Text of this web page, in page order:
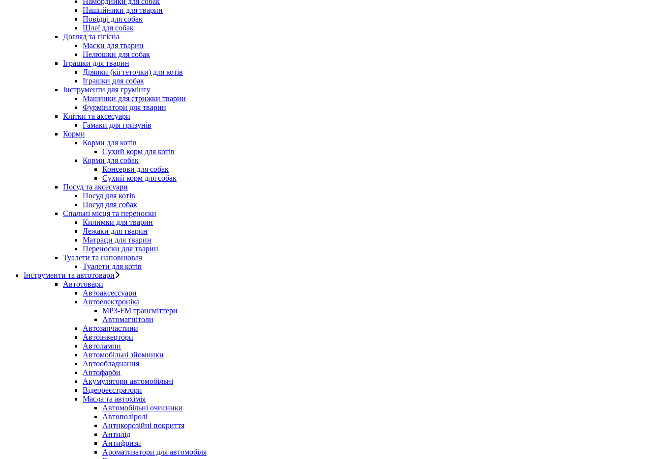
Нашийники для тварин
Повідці для собак
Шлеї для собак
Догляд та гігієна
Маски для тварин
Пелюшки для собак
Іграшки для тварин
Дряпки (кігтеточки) для котів
Іграшки для собак
Інструменти для грумінгу
Машинки для стрижки тварин
Фурмінатори для тварин
Клітки та аксесуари
Гамаки для гризунів
Корми
Корми для котів
Сухий корм для котів
Корми для собак
Консерви для собак
Сухий корм для собак
Посуд та аксесуари
Посуд для котів
Посуд для собак
Спальні місця та переноски
Килимки для тварин
Лежаки для тварин
Матраци для тварин
Переноски для тварин
Туалети та наповнювач
Туалети для котів
Інструменти та автотовари
Автотовари
Автоаксессуари
Автоелектроніка
MP3-FM трансміттери
Автомагнітоли
Автозапчастини
Автоінвертори
Автолампи
Автомобільні зйомники
Автообладнання
Автофарби
Акумулятори автомобільні
Відеореєстратори
Масла та автохімія
Автомобільні очисники
Автополіролі
Антикорозійні покриття
Антилід
Антифризи
Ароматизатори для автомобіля